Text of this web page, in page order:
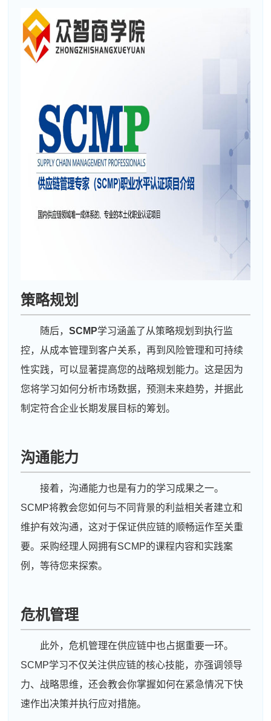
策略规划
随后，SCMP学习涵盖了从策略规划到执行监
控，从成本管理到客户关系，再到风险管理和可持续
性实践，可以显著提高您的战略规划能力。这是因为
您将学习如何分析市场数据，预测未来趋势，并据此
制定符合企业长期发展目标的筹划。
沟通能力
接着，沟通能力也是有力的学习成果之一。
SCMP将教会您如何与不同背景的利益相关者建立和
维护有效沟通，这对于保证供应链的顺畅运作至关重
要。采购经理人网拥有SCMP的课程内容和实践案
例，等待您来探索。
危机管理
此外，危机管理在供应链中也占据重要一环。
SCMP学习不仅关注供应链的核心技能，亦强调领导
力、战略思维，还会教会你掌握如何在紧急情况下快
速作出决策并执行应对措施。